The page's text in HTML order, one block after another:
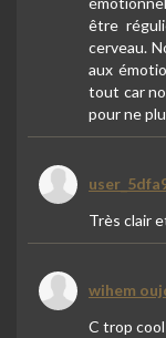
être
cerveau.
aux
tout car
pour ne
Très clair
wihem
C trop cool